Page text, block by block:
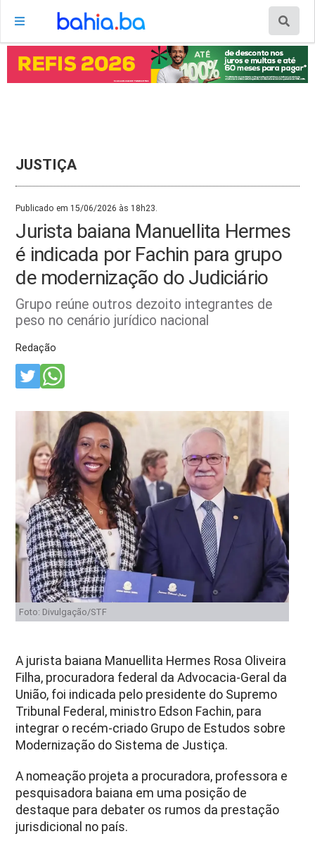
JUSTIÇA
Publicado em 15/06/2026 às 18h23.
Jurista baiana Manuellita Hermes
é indicada por Fachin para grupo
de modernização do Judiciário
Grupo reúne outros dezoito integrantes de
peso no cenário jurídico nacional
Redação
Foto: Divulgação/STF
A jurista baiana Manuellita Hermes Rosa Oliveira
Filha, procuradora federal da Advocacia-Geral da
União, foi indicada pelo presidente do Supremo
Tribunal Federal, ministro Edson Fachin, para
integrar o recém-criado Grupo de Estudos sobre
Modernização do Sistema de Justiça.
A nomeação projeta a procuradora, professora e
pesquisadora baiana em uma posição de
destaque para debater os rumos da prestação
jurisdicional no país.